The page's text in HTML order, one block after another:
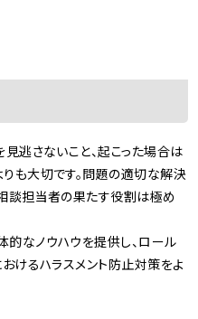
逃さないこと、起こった場合は
も大切です。問題の適切な解決
談担当者の果たす役割は極め
なノウハウを提供し、ロール
けるハラスメント防止対策をよ